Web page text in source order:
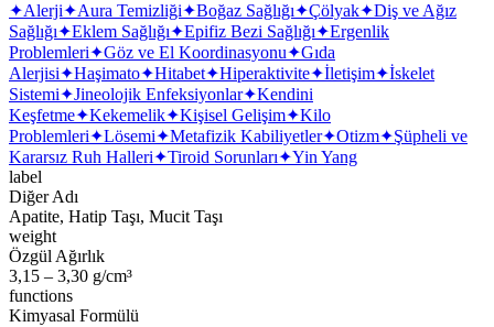
✦Alerji✦Aura Temizliği✦Boğaz Sağlığı✦Çölyak✦Diş ve Ağız
Sağlığı✦Eklem Sağlığı✦Epifiz Bezi Sağlığı✦Ergenlik
Problemleri✦Göz ve El Koordinasyonu✦Gıda
Alerjisi✦Haşimato✦Hitabet✦Hiperaktivite✦İletişim✦İskelet
Sistemi✦Jineolojik Enfeksiyonlar✦Kendini
Keşfetme✦Kekemelik✦Kişisel Gelişim✦Kilo
Problemleri✦Lösemi✦Metafizik Kabiliyetler✦Otizm✦Şüpheli ve
Kararsız Ruh Halleri✦Tiroid Sorunları✦Yin Yang
label
Diğer Adı
Apatite, Hatip Taşı, Mucit Taşı
weight
Özgül Ağırlık
3,15 – 3,30 g/cm³
functions
Kimyasal Formülü